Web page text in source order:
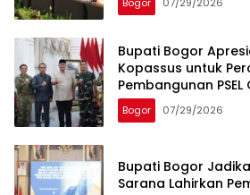
Bupati Bogor
Kopassus untuk
Pembangunan
Bogor 07/29/2026
Bupati Bogor
Sarana Lahirkan